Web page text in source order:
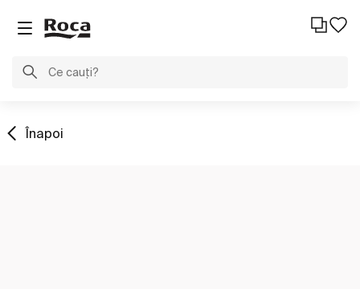
Înapoi